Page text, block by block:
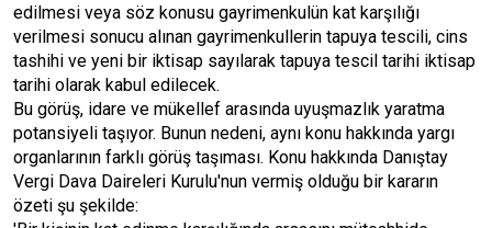
edilmesi veya söz konusu gayrimenkulün kat karşılığı
verilmesi sonucu alınan gayrimenkullerin tapuya tescili, cins
tashihi ve yeni bir iktisap sayılarak tapuya tescil tarihi iktisap
tarihi olarak kabul edilecek.
Bu görüş, idare ve mükellef arasında uyuşmazlık yaratma
potansiyeli taşıyor. Bunun nedeni, aynı konu hakkında yargı
organlarının farklı görüş taşıması. Konu hakkında Danıştay
Vergi Dava Daireleri Kurulu'nun vermiş olduğu bir kararın
özeti şu şekilde: